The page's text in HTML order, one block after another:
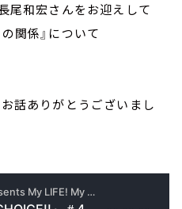
尾和宏さんをお迎えして
関係』について
話ありがとうございまし